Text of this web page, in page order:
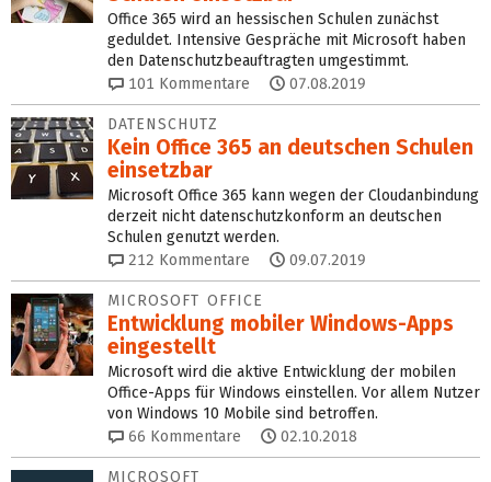
Office 365 wird an hessischen Schulen zunächst
geduldet. Intensive Gespräche mit Microsoft haben
den Datenschutzbeauftragten umgestimmt.
101 Kommentare 07.08.2019
DATENSCHUTZ
Kein Office 365 an deutschen Schulen
einsetzbar
Microsoft Office 365 kann wegen der Cloudanbindung
derzeit nicht datenschutzkonform an deutschen
Schulen genutzt werden.
212 Kommentare 09.07.2019
MICROSOFT OFFICE
Entwicklung mobiler Windows-Apps
eingestellt
Microsoft wird die aktive Entwicklung der mobilen
Office-Apps für Windows einstellen. Vor allem Nutzer
von Windows 10 Mobile sind betroffen.
66 Kommentare 02.10.2018
MICROSOFT